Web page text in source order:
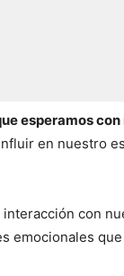
esperamos
en nuestro
con
emocionales